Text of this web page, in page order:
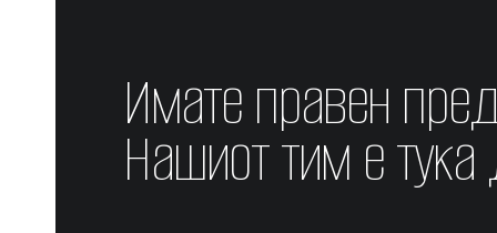
Имате правен
Нашиот тим е